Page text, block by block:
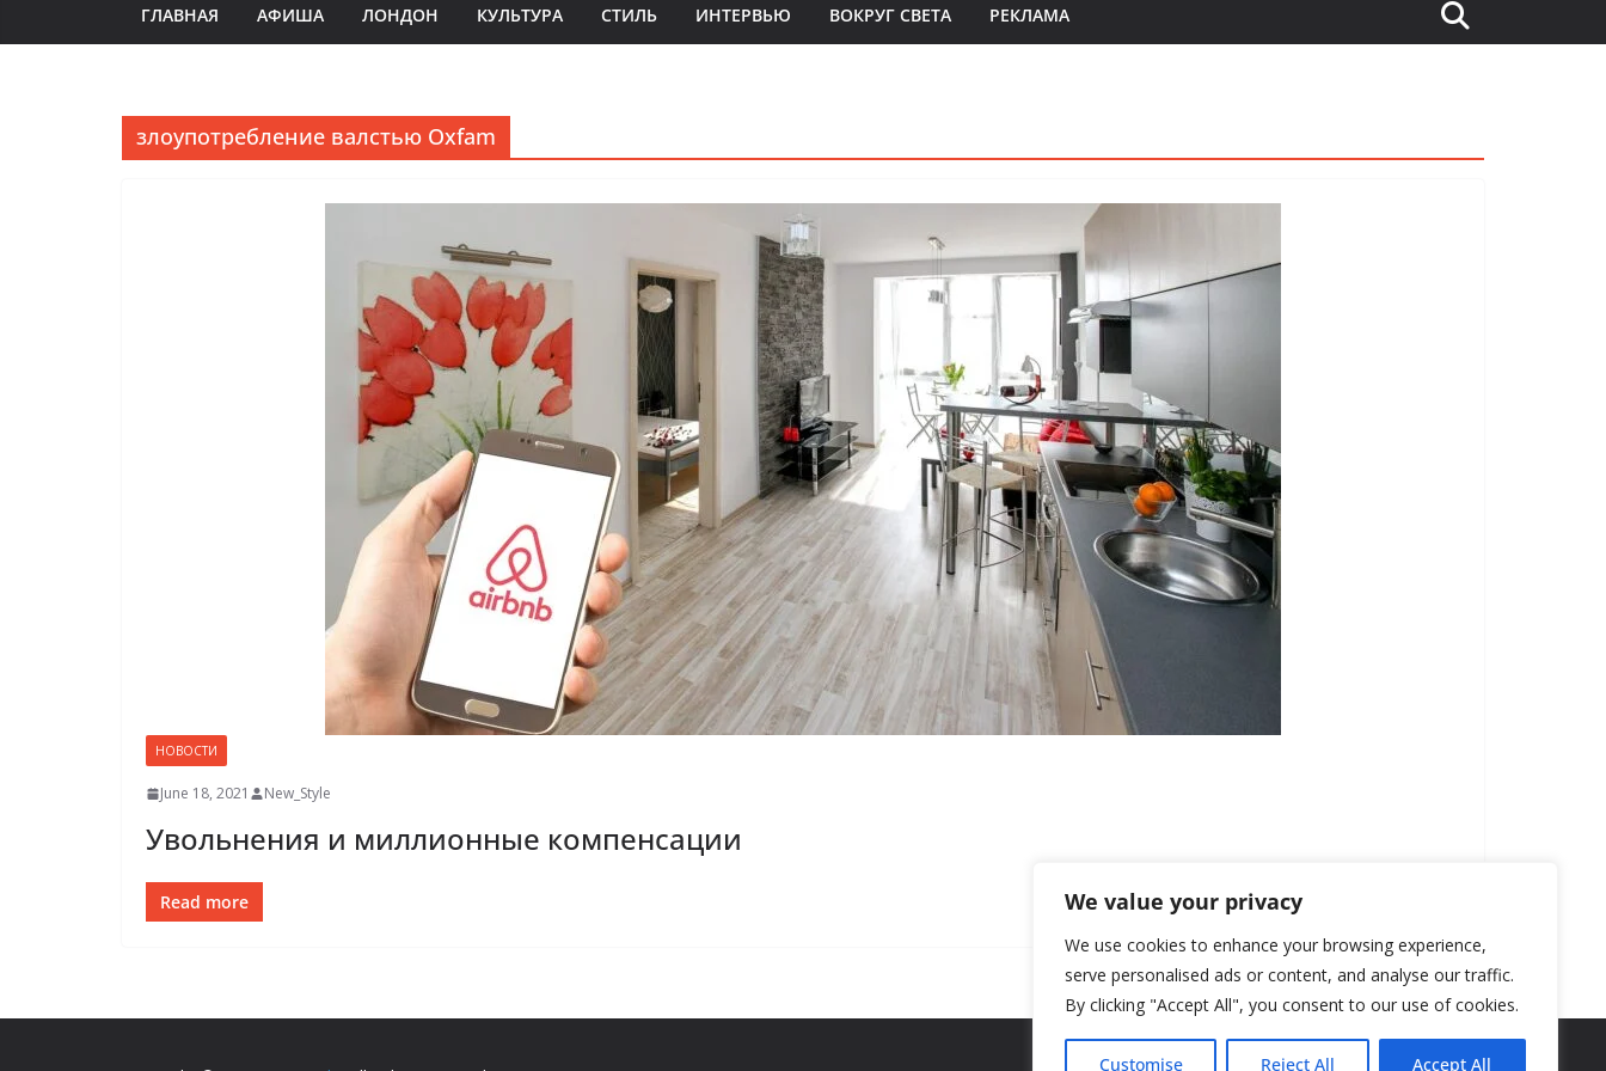
We value your privacy
We use cookies to enhance your browsing experience,
serve personalised ads or content, and analyse our traffic.
By clicking "Accept All", you consent to our use of cookies.
Customise Reject All Accept All
ГЛАВНАЯ АФИША ЛОНДОН КУЛЬТУРА СТИЛЬ ИНТЕРВЬЮ ВОКРУГ СВЕТА РЕКЛАМА
злоупотребление валстью Oxfam
НОВОСТИ
June 18, 2021 New_Style
Увольнения и миллионные компенсации
Read more